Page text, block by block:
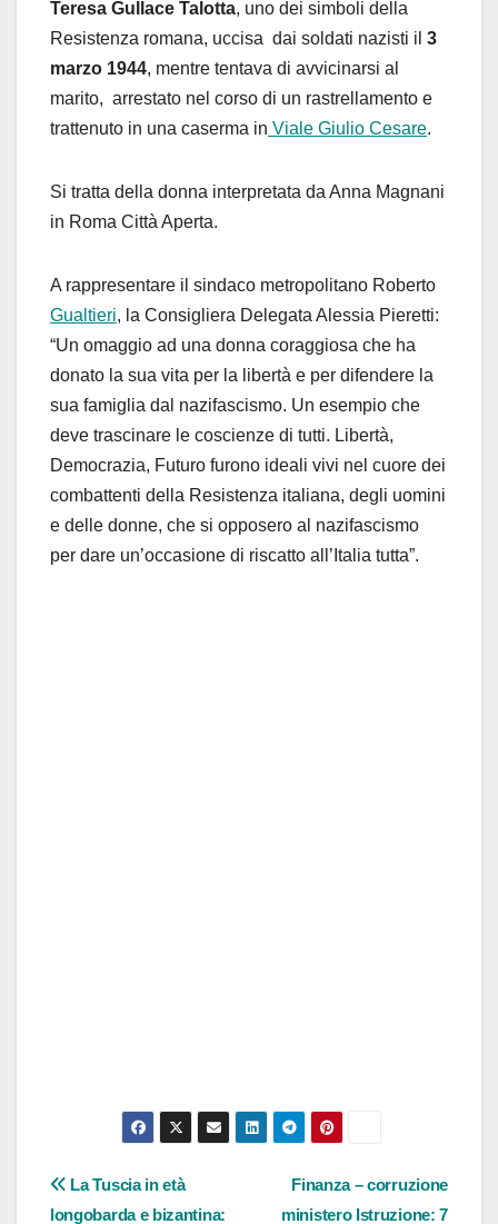
Teresa Gullace Talotta, uno dei simboli della
Resistenza romana, uccisa dai soldati nazisti il 3
marzo 1944, mentre tentava di avvicinarsi al
marito, arrestato nel corso di un rastrellamento e
trattenuto in una caserma in Viale Giulio Cesare.
Si tratta della donna interpretata da Anna Magnani
in Roma Città Aperta.
A rappresentare il sindaco metropolitano Roberto
Gualtieri, la Consigliera Delegata Alessia Pieretti:
“Un omaggio ad una donna coraggiosa che ha
donato la sua vita per la libertà e per difendere la
sua famiglia dal nazifascismo. Un esempio che
deve trascinare le coscienze di tutti. Libertà,
Democrazia, Futuro furono ideali vivi nel cuore dei
combattenti della Resistenza italiana, degli uomini
e delle donne, che si opposero al nazifascismo
per dare un’occasione di riscatto all’Italia tutta”.
Navigazione
Finanza – corruzione
ministero Istruzione: 7
La Tuscia in età
longobarda e bizantina: